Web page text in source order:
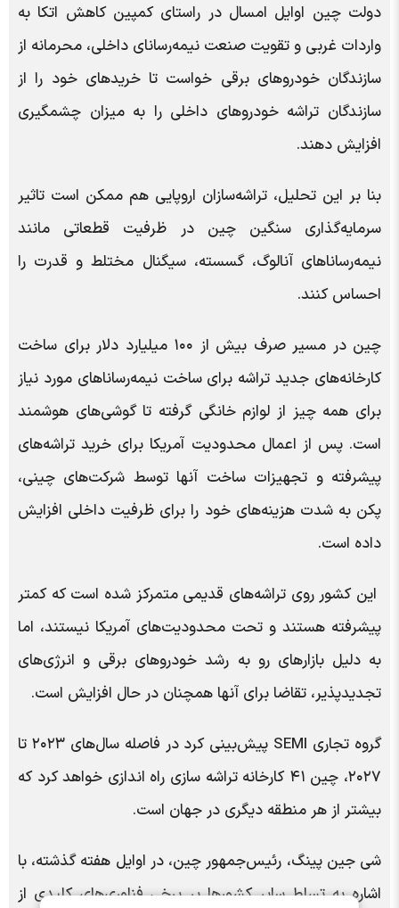
دولت چین اوایل امسال در راستای کمپین کاهش اتکا به
واردات غربی و تقویت صنعت نیمه‌رسانای داخلی، محرمانه از
سازندگان خودروهای برقی خواست تا خریدهای خود را از
سازندگان تراشه خودروهای داخلی را به میزان چشمگیری
افزایش دهند.
بنا بر این تحلیل، تراشه‌سازان اروپایی هم ممکن است تاثیر
سرمایه‌گذاری سنگین چین در ظرفیت قطعاتی مانند
نیمه‌رساناهای آنالوگ، گسسته، سیگنال مختلط و قدرت را
احساس کنند.
چین در مسیر صرف بیش از ۱۰۰ میلیارد دلار برای ساخت
کارخانه‌های جدید تراشه برای ساخت نیمه‌رساناهای مورد نیاز
برای همه چیز از لوازم خانگی گرفته تا گوشی‌های هوشمند
است. پس از اعمال محدودیت آمریکا برای خرید تراشه‌های
پیشرفته و تجهیزات ساخت آنها توسط شرکت‌های چینی،
پکن به شدت هزینه‌های خود را برای ظرفیت داخلی افزایش
داده است.
این کشور روی تراشه‌های قدیمی متمرکز شده است که کمتر
پیشرفته هستند و تحت محدودیت‌های آمریکا نیستند، اما
به دلیل بازارهای رو به رشد خودروهای برقی و انرژی‌های
تجدیدپذیر، تقاضا برای آنها همچنان در حال افزایش است.
گروه تجاری SEMI پیش‌بینی کرد در فاصله سال‌های ۲۰۲۳ تا
۲۰۲۷، چین ۴۱ کارخانه تراشه سازی راه اندازی خواهد کرد که
بیشتر از هر منطقه دیگری در جهان است.
شی جین پینگ، رئیس‌جمهور چین، در اوایل هفته گذشته، با
اشاره به تسلط سایر کشورها بر برخی فناوری‌های کلیدی از